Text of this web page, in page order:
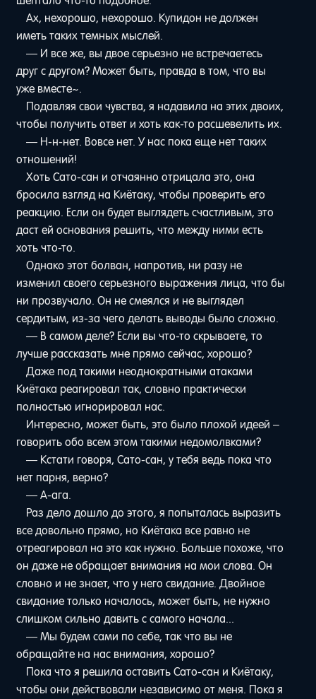
Ах, нехорошо, нехорошо. Купидон не должен
иметь таких темных мыслей.
— И все же, вы двое серьезно не встречаетесь
друг с другом? Может быть, правда в том, что вы
уже вместе~.
Подавляя свои чувства, я надавила на этих двоих,
чтобы получить ответ и хоть как-то расшевелить их.
— Н-н-нет. Вовсе нет. У нас пока еще нет таких
отношений!
Хоть Сато-сан и отчаянно отрицала это, она
бросила взгляд на Киётаку, чтобы проверить его
реакцию. Если он будет выглядеть счастливым, это
даст ей основания решить, что между ними есть
хоть что-то.
Однако этот болван, напротив, ни разу не
изменил своего серьезного выражения лица, что бы
ни прозвучало. Он не смеялся и не выглядел
сердитым, из-за чего делать выводы было сложно.
— В самом деле? Если вы что-то скрываете, то
лучше рассказать мне прямо сейчас, хорошо?
Даже под такими неоднократными атаками
Киётака реагировал так, словно практически
полностью игнорировал нас.
Интересно, может быть, это было плохой идеей –
говорить обо всем этом такими недомолвками?
— Кстати говоря, Сато-сан, у тебя ведь пока что
нет парня, верно?
— А-ага.
Раз дело дошло до этого, я попыталась выразить
все довольно прямо, но Киётака все равно не
отреагировал на это как нужно. Больше похоже, что
он даже не обращает внимания на мои слова. Он
словно и не знает, что у него свидание. Двойное
свидание только началось, может быть, не нужно
слишком сильно давить с самого начала...
— Мы будем сами по себе, так что вы не
обращайте на нас внимания, хорошо?
Пока что я решила оставить Сато-сан и Киётаку,
чтобы они действовали независимо от меня. Пока я